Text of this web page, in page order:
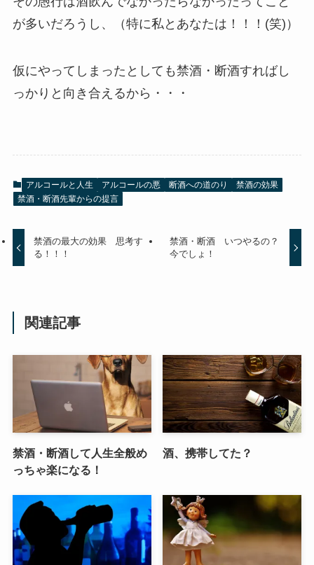
が多いだろうし、（特に私とあなたは！！！(笑)）
仮にやってしまったとしても禁酒・断酒すればし
っかりと向き合えるから・・・
アルコールと人生 アルコールの悪 断酒への道のり
禁酒の効果
禁酒・断酒先輩からの提言
禁酒の最大の効果 思考す
る！！！
禁酒・断酒 いつやるの？
今でしょ！
関連記事
禁酒・断酒して人生全般め
っちゃ楽になる！
酒、携帯してた？